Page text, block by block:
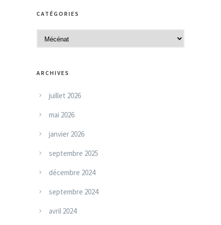
h
s
CATÉGORIES
a
é
ARCHIVES
juillet 2026
mai 2026
janvier 2026
septembre 2025
décembre 2024
septembre 2024
avril 2024